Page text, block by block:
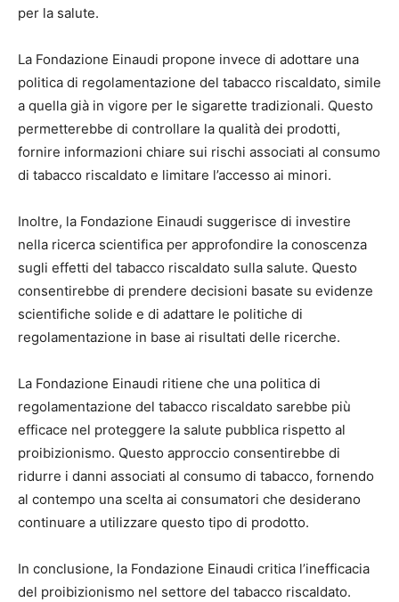
per la salute.
La Fondazione Einaudi propone invece di adottare una
politica di regolamentazione del tabacco riscaldato, simile
a quella già in vigore per le sigarette tradizionali. Questo
permetterebbe di controllare la qualità dei prodotti,
fornire informazioni chiare sui rischi associati al consumo
di tabacco riscaldato e limitare l’accesso ai minori.
Inoltre, la Fondazione Einaudi suggerisce di investire
nella ricerca scientifica per approfondire la conoscenza
sugli effetti del tabacco riscaldato sulla salute. Questo
consentirebbe di prendere decisioni basate su evidenze
scientifiche solide e di adattare le politiche di
regolamentazione in base ai risultati delle ricerche.
La Fondazione Einaudi ritiene che una politica di
regolamentazione del tabacco riscaldato sarebbe più
efficace nel proteggere la salute pubblica rispetto al
proibizionismo. Questo approccio consentirebbe di
ridurre i danni associati al consumo di tabacco, fornendo
al contempo una scelta ai consumatori che desiderano
continuare a utilizzare questo tipo di prodotto.
In conclusione, la Fondazione Einaudi critica l’inefficacia
del proibizionismo nel settore del tabacco riscaldato.